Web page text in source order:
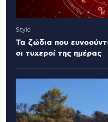
Style
Τα ζώδια που
οι τυχεροί της ημέρας